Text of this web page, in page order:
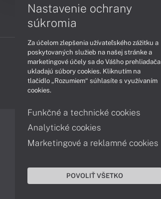
PODPORA A SERVIS
Informácie
Obchodné podmienky
Ochrana osobných údajov
Nastavenie ochrany
súkromia
Za účelom zlepšenia užívateľského zážitku a
poskytovaných služieb na našej stránke a
marketingové účely sa do Vášho prehliadača
ukladajú súbory cookies. Kliknutím na
tlačidlo „Rozumiem“ súhlasíte s využívaním
cookies.
Funkčné a technické cookies
Analytické cookies
Marketingové a reklamné cookies
POVOLIŤ VŠETKO